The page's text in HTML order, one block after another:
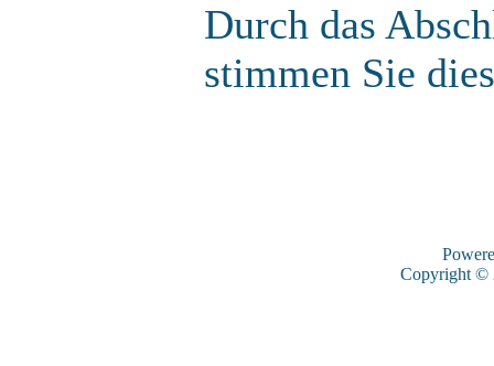
Durch das
stimmen Sie
Copyright ©